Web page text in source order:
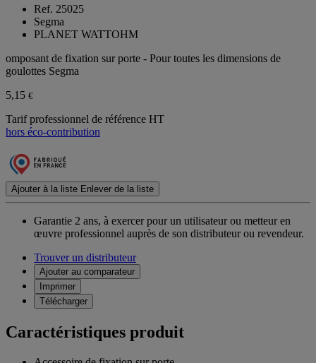
Ref. 25025
Segma
PLANET WATTOHM
omposant de fixation sur porte - Pour toutes les dimensions de
goulottes Segma
5,15 €
Tarif professionnel de référence HT
hors éco-contribution
Ajouter à la liste Enlever de la liste
Garantie 2 ans, à exercer pour un utilisateur ou metteur en
œuvre professionnel auprès de son distributeur ou revendeur.
Trouver un distributeur
Ajouter au comparateur
Imprimer
Télécharger
Caractéristiques produit